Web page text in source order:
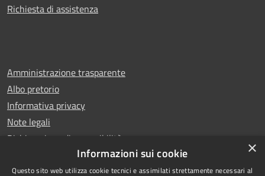
Richiesta di assistenza
Amministrazione trasparente
Albo pretorio
Informativa privacy
Note legali
Dichiarazione di accessibilità
×
Informazioni sui cookie
Questo sito web utilizza cookie tecnici e assimilati strettamente necessari al